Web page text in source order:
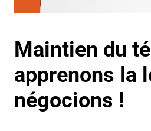
Maintien du
apprenons la
négocions !